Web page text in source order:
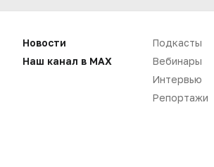
Нет комментариев
Новости
Наш канал в MAX
Подкасты
Вебинары
Интервью
Репортажи